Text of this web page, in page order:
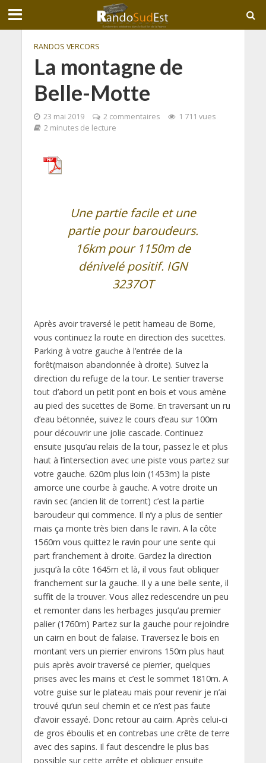
RANDOS VERCORS
La montagne de
Belle-Motte
23 mai 2019 2 commentaires
1 711 vues
2 minutes de lecture
Une partie facile et une
partie pour baroudeurs.
16km pour 1150m de
dénivelé positif. IGN
3237OT
Après avoir traversé le petit hameau de Borne,
vous continuez la route en direction des sucettes.
Parking à votre gauche à l’entrée de la
forêt(maison abandonnée à droite). Suivez la
direction du refuge de la tour. Le sentier traverse
tout d’abord un petit pont en bois et vous amène
au pied des sucettes de Borne. En traversant un ru
d’eau bétonnée, suivez le cours d’eau sur 100m
pour découvrir une jolie cascade. Continuez
ensuite jusqu’au relais de la tour, passez le et plus
haut à l’intersection avec une piste vous partez sur
votre gauche. 620m plus loin (1453m) la piste
amorce une courbe à gauche. A votre droite un
ravin sec (ancien lit de torrent) c’est la partie
baroudeur qui commence. Il n’y a plus de sentier
mais ça monte très bien dans le ravin. A la côte
1560m vous quittez le ravin pour une sente qui
part franchement à droite. Gardez la direction
jusqu’à la côte 1645m et là, il vous faut obliquer
franchement sur la gauche. Il y a une belle sente, il
suffit de la trouver. Vous allez redescendre un peu
et remonter dans les herbages jusqu’au premier
palier (1760m) Partez sur la gauche pour rejoindre
un cairn en bout de falaise. Traversez le bois en
montant vers un pierrier environs 150m plus haut
puis après avoir traversé ce pierrier, quelques
prises avec les mains et c’est le sommet 1810m. A
votre guise sur le plateau mais pour revenir je n’ai
trouvé qu’un seul chemin et ce n’est pas faute
d’avoir essayé. Donc retour au cairn. Après celui-ci
de gros éboulis et en contrebas une crête de terre
avec des sapins. Il faut descendre le plus bas
possible sur cette arrête et obliquer ensuite